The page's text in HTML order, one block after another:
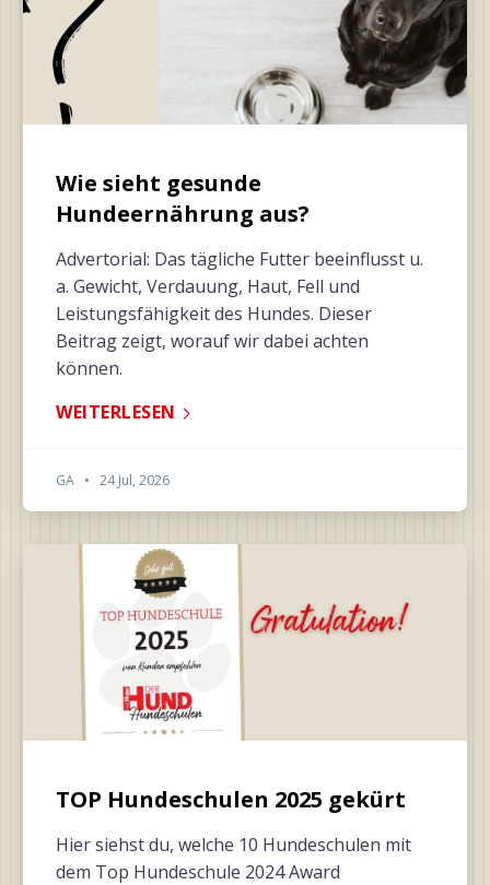
Wie sieht gesunde
Hundeernährung aus?
Advertorial: Das tägliche Futter beeinflusst u.
a. Gewicht, Verdauung, Haut, Fell und
Leistungsfähigkeit des Hundes. Dieser
Beitrag zeigt, worauf wir dabei achten
können.
WEITERLESEN
GA • 24 Jul, 2026
TOP Hundeschulen 2025 gekürt
Hier siehst du, welche 10 Hundeschulen mit
dem Top Hundeschule 2024 Award